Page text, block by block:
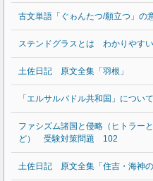
古文単語「ぐゎんたつ/願立つ」の
ステンドグラスとは わかりやす
土佐日記 原文全集「羽根」
「エルサルバドル共和国」につい
ファシズム諸国と侵略（ヒトラー
ど） 受験対策問題 102
土佐日記 原文全集「住吉・海神の